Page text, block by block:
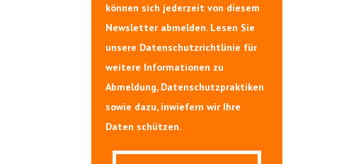
können sich jederzeit von diesem
Newsletter abmelden. Lesen Sie
unsere Datenschutzrichtlinie für
weitere Informationen zu
Abmeldung, Datenschutzpraktiken
sowie dazu, inwiefern wir Ihre
Daten schützen.